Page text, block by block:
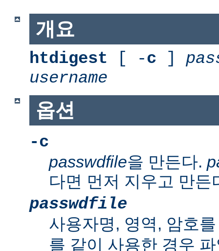
개요
htdigest [ -c ]
username
옵션
-c
passwdfile을 만든다.
다면 먼저 지우고 만든
passwdfile
사용자명, 영역, 암호
를 같이 사용한 경우